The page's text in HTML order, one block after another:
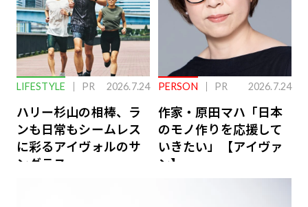
LIFESTYLE PR 2026.7.24
ハリー杉山の相棒、ラ
ンも日常もシームレス
に彩るアイヴォルのサ
ングラス
PERSON PR 2026.7.24
作家・原田マハ「日本
のモノ作りを応援して
いきたい」【アイヴァ
ン】